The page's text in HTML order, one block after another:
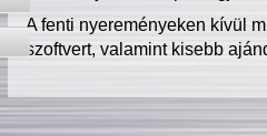
A fenti nyereményeken kívül
szoftvert, valamint kisebb